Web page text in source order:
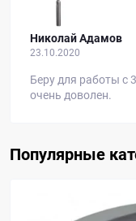
Николай Адамов
23.10.2020
Беру для работы с
очень доволен.
Популярные